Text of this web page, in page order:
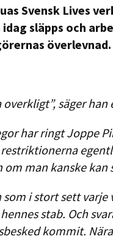
Svensk Lives
släpps och
överlevnad.
overkligt”, säger
har ringt Joppe
restriktionerna
man kanske
i stort sett
stab. Och
kommit.